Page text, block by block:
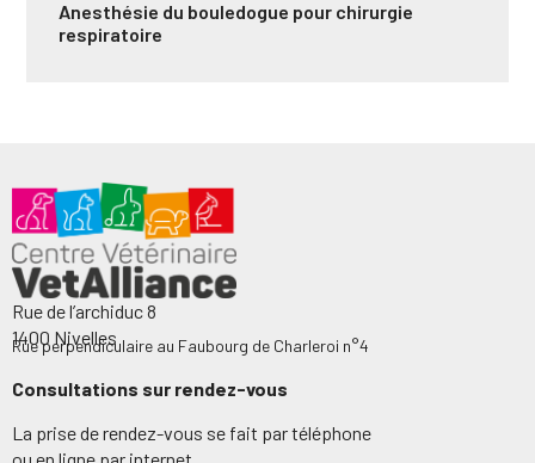
Anesthésie du bouledogue pour chirurgie
respiratoire
Rue de l’archiduc 8
1400 Nivelles
Rue perpendiculaire au Faubourg de Charleroi n°4
Consultations sur rendez-vous
La prise de rendez-vous se fait par téléphone
ou en ligne par internet